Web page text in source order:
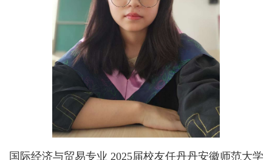
国际经济与贸易专业 2025届校友任丹丹安徽师范大学